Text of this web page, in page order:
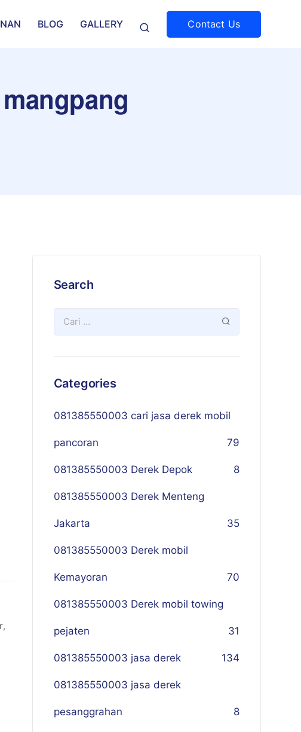
BLOG GALLERY Contact Us
,
Search
Categories
081385550003 cari jasa derek mobil
pancoran 79
081385550003 Derek Depok 8
081385550003 Derek Menteng
Jakarta 35
081385550003 Derek mobil
Kemayoran 70
081385550003 Derek mobil towing
pejaten 31
081385550003 jasa derek 134
081385550003 jasa derek
pesanggrahan 8